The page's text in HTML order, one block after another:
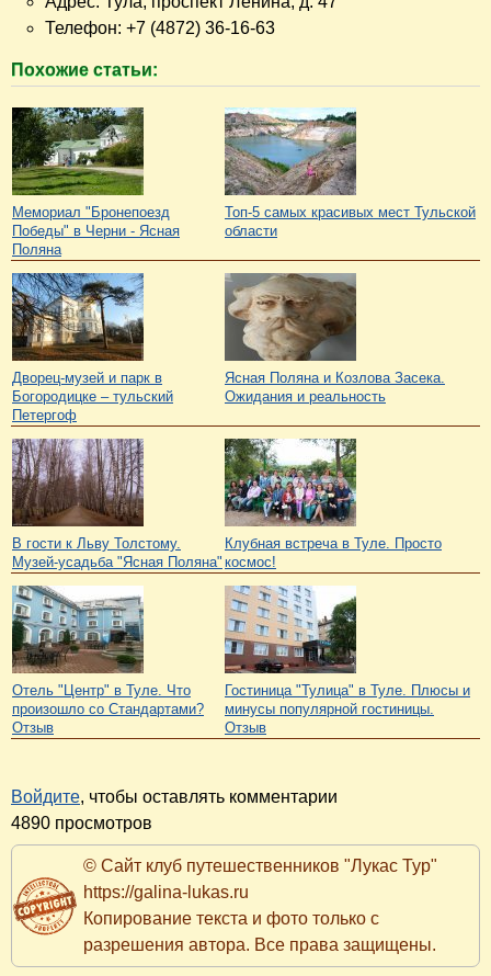
Телефон: +7 (4872) 36-16-63
Похожие статьи:
Мемориал "Бронепоезд
Победы" в Черни - Ясная
Поляна
Топ-5 самых красивых мест Тульской
области
Дворец-музей и парк в
Богородицке – тульский
Петергоф
Ясная Поляна и Козлова Засека.
Ожидания и реальность
В гости к Льву Толстому.
Музей-усадьба "Ясная Поляна"
Клубная встреча в Туле. Просто
космос!
Отель "Центр" в Туле. Что
произошло со Стандартами?
Отзыв
Гостиница "Тулица" в Туле. Плюсы и
минусы популярной гостиницы.
Отзыв
Войдите, чтобы оставлять комментарии
4890 просмотров
© Сайт клуб путешественников "Лукас Тур"
https://galina-lukas.ru
Копирование текста и фото только с
разрешения автора. Все права защищены.